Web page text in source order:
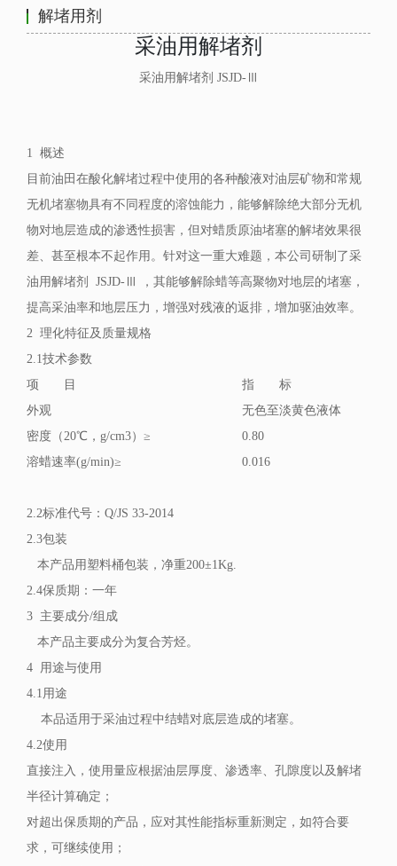
解堵用剂
采油用解堵剂
采油用解堵剂 JSJD-Ⅲ
1 概述
目前油田在酸化解堵过程中使用的各种酸液对油层矿物和常规
无机堵塞物具有不同程度的溶蚀能力，能够解除绝大部分无机
物对地层造成的渗透性损害，但对蜡质原油堵塞的解堵效果很
差、甚至根本不起作用。针对这一重大难题，本公司研制了采
油用解堵剂 JSJD-Ⅲ ，其能够解除蜡等高聚物对地层的堵塞，
提高采油率和地层压力，增强对残液的返排，增加驱油效率。
2 理化特征及质量规格
2.1技术参数
项 目
指 标
外观
无色至淡黄色液体
密度（20℃，g/cm3）≥
0.80
溶蜡速率(g/min)≥
0.016
2.2标准代号：Q/JS 33-2014
2.3包装
本产品用塑料桶包装，净重200±1Kg.
2.4保质期：一年
3 主要成分/组成
本产品主要成分为复合芳烃。
4 用途与使用
4.1用途
本品适用于采油过程中结蜡对底层造成的堵塞。
4.2使用
直接注入，使用量应根据油层厚度、渗透率、孔隙度以及解堵
半径计算确定；
对超出保质期的产品，应对其性能指标重新测定，如符合要
求，可继续使用；